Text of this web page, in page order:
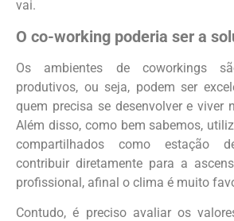
vai.
O co-working poderia ser a
Os ambientes de coworkings
produtivos, ou seja, podem ser
quem precisa se desenvolver e viver
Além disso, como bem sabemos,
compartilhados como estação
contribuir diretamente para a
profissional, afinal o clima é muito
Contudo, é preciso avaliar os